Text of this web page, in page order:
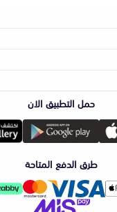
الصدامات و الشبوك
المكائن، القيرات
وملحقاتها
الشمعات
والاصطبات (الاضاءة)
لوازم الرحلات
اكسسوارات العناية
الأكثر مبيعاً
تويوتا
هيونداي
حمل التطبيق الان
طرق الدفع المتاحة